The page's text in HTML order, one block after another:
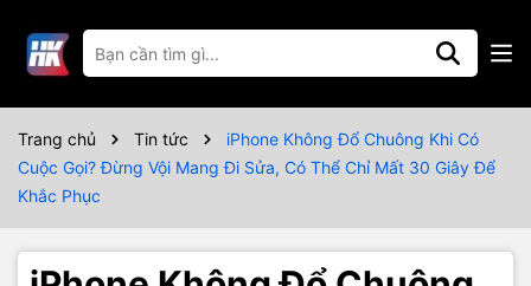
Trang chủ Tin tức
iPhone Không Đổ Chuông Khi Có
Cuộc Gọi? Đừng Vội Mang Đi Sửa, Có Thể Chỉ Mất 30 Giây Để
Khắc Phục